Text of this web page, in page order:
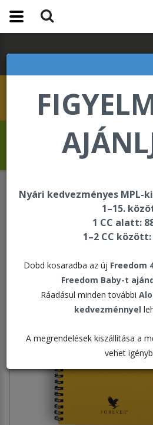
Nyári kedvezményes MPL-
1–15.
1 CC alatt:
1–2 CC között:
Dobd kosaradba az új Freedom
Freedom Baby-t
Ráadásul minden további
kedvezménnyel
A megrendelések kiszállítása a
vehet
Schleppné Dr. Kasz
Forever Living
Oktatási és
Spirálfüzet Forever Smile